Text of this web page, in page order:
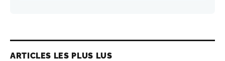
ARTICLES LES PLUS LUS